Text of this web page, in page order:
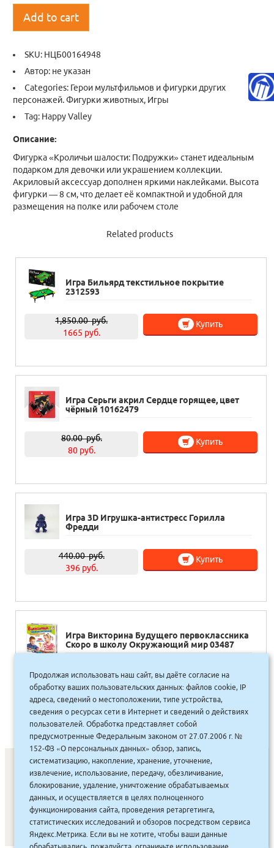
Add to cart
SKU: НЦБ00164948
Автор: не указан
Categories: Герои мультфильмов и фигурки других
персонажей. Фигурки животных, Игры
Tag: Happy Valley
Описание:
Фигурка «Кроличьи шалости: Подружки» станет идеальным
подарком для девочки или украшением коллекции.
Акриловый аксессуар дополнен яркими наклейками. Высота
фигурки — 8 см, что делает её компактной и удобной для
размещения на полке или рабочем столе
Related products
Игра Бильярд текстильное покрытие
2312593
1,850.00руб.
1665 руб.
Купить
Игра Серьги акрил Сердце горящее, цвет
чёрный 10162479
80.00руб.
80 руб.
Купить
Игра 3D Игрушка-антистресс Горилла
Фредди
440.00руб.
396 руб.
Купить
Игра Викторина Будущего первоклассника
Скоро в школу Окружающий мир 03487
375.00руб.
338 руб.
Купить
СОНУННАР| КОМПАНИЯ ТУҺУНАН | МАҔАҺЫЫННАР
АКЦИЯЛАР|ДИСКОНТНАЙ СИСТЕМА|ЮРИДИЧЕСКАЙ
ВАКАНСИЯЛАР|
Продолжая использовать наш сайт, вы даёте согласие на
обработку ваших пользовательских данных: файлов cookie, IP
адреса, сведений о местоположении, типе устройства,
сведения о ресурсах сети в Интернет и сведений о действиях
пользователей. Обработка представляет собой
предусмотренные Федеральным законом от 27.07.2006 г. №
152-ФЗ «О персональных данных» обзор, запись,
систематизацию, накопление, хранение, уточнение,
извлечение, использование, передачу, обезличивание,
блокирование, удаление, уничтожение обрабатываемых
данных, и осуществляется в целях полноценного
функционирования сайта, проведения ретаргетинга,
статистических исследований и обзоров посредством сервиса
Яндекс.Метрика. Если вы не хотите, чтобы ваши данные
обрабатывались, пожалуйста, ограничьте использование